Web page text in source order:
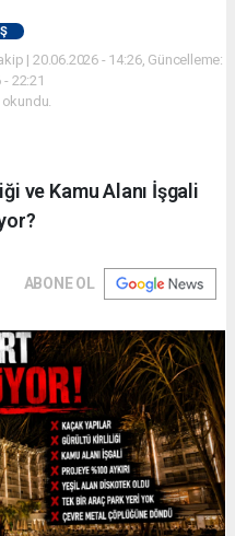
| 20.06.2026 - 14:26, Güncelleme:
22:21
ve Kamu Alanı İşgali
ABONE OL